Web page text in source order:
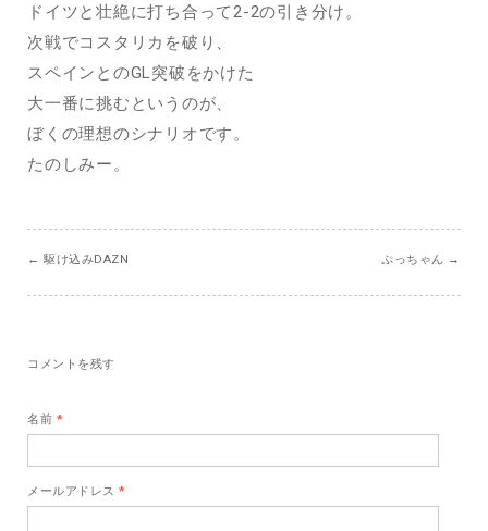
ドイツと壮絶に打ち合って2-2の引き分け。
次戦でコスタリカを破り、
スペインとのGL突破をかけた
大一番に挑むというのが、
ぼくの理想のシナリオです。
たのしみー。
← 駆け込みDAZN ぷっちゃん →
コメントを残す
名前 *
メールアドレス*